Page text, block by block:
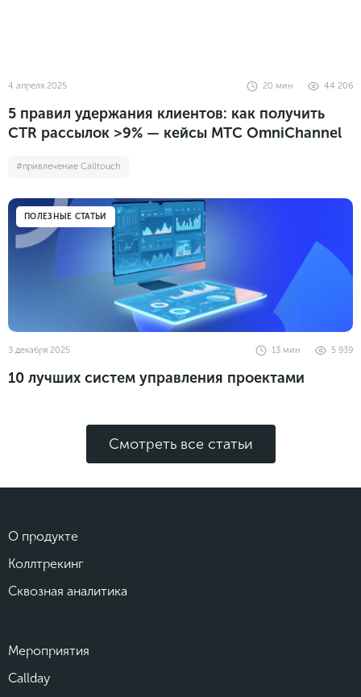
4 апреля 2025 44 206
20 мин
5 правил удержания клиентов: как получить
CTR рассылок >9% — кейсы МТС OmniChannel
#привлечение Calltouch
ПОЛЕЗНЫЕ СТАТЬИ
3 декабря 2025 5 939
13 мин
10 лучших систем управления проектами
Смотреть все статьи
О продукте
Коллтрекинг
Сквозная аналитика
Мероприятия
Callday